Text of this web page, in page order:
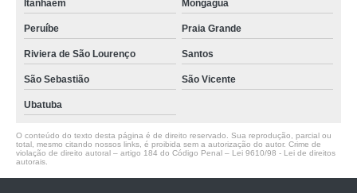
Itanhaém Mongaguá
Peruíbe Praia Grande
Riviera de São Lourenço Santos
São Sebastião São Vicente
Ubatuba
O conteúdo do texto desta página é de direito reservado. Sua reprodução, parcial ou
total, mesmo citando nossos links, é proibida sem a autorização do autor. Crime de
violação de direito autoral – artigo 184 do Código Penal – Lei 9610/98 - Lei de direitos
autorais